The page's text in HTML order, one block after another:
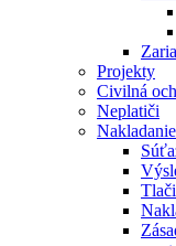
Projekty
Civilná
Neplatiči